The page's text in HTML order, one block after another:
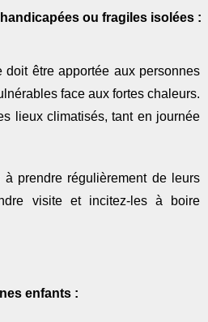
ou fragiles isolées :
doit être apportée aux personnes
face aux fortes chaleurs.
lieux climatisés, tant en journée
à prendre régulièrement de leurs
visite et incitez-les à boire
enfants :